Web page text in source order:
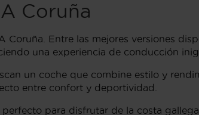
Coruña
Entre las mejores versiones
una experiencia de conducción
un coche que combine estilo y
entre confort y deportividad.
para disfrutar de la costa